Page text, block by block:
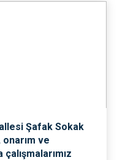
Şafak Sokak
onarım ve